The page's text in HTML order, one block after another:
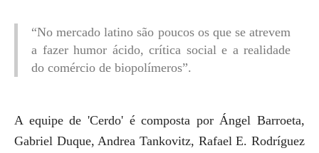
“No mercado latino são poucos os que se atrevem
a fazer humor ácido, crítica social e a realidade
do comércio de biopolímeros”.
A equipe de 'Cerdo' é composta por Ángel Barroeta,
Gabriel Duque, Andrea Tankovitz, Rafael E. Rodríguez